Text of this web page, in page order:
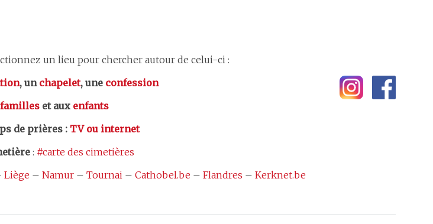
un lieu pour chercher autour de celui-ci :
, un chapelet, une confession
familles et aux enfants
de prières : TV ou internet
: #carte des cimetières
Liège – Namur – Tournai – Cathobel.be – Flandres – Kerknet.be